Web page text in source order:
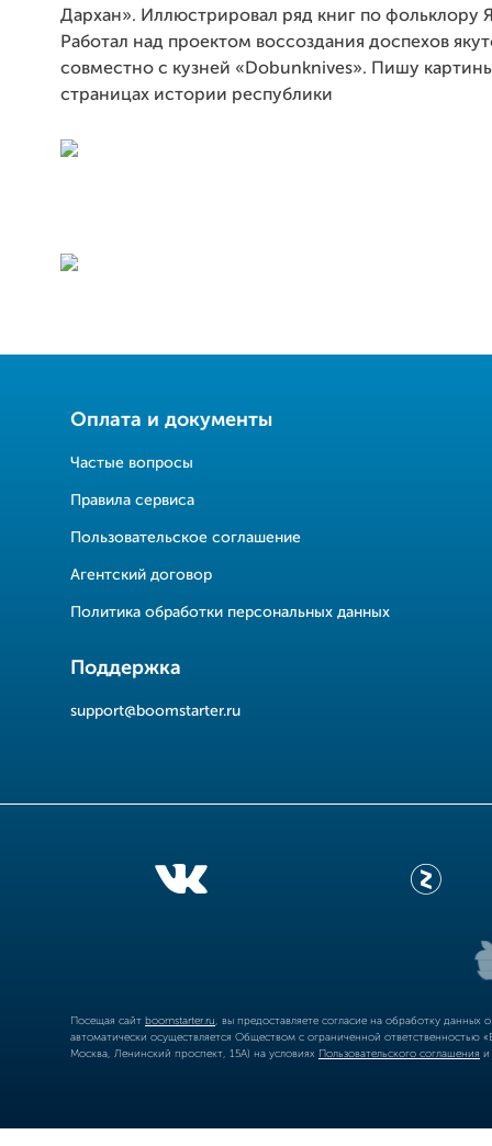
Дархан». Иллюстрировал ряд книг по фольклору
Работал над проектом воссоздания доспехов
совместно с кузней «Dobunknives». Пишу
страницах истории республики
Оплата и документы
Частые вопросы
Правила сервиса
Пользовательское соглашение
Агентский договор
Политика обработки персональных данных
Поддержка
support@boomstarter.ru
Посещая сайт boomstarter.ru , вы предоставляете согласие на обработку
автоматически осуществляется Обществом с ограниченной
Москва, Ленинский проспект, 15А) на условиях Пользовательского соглашения и